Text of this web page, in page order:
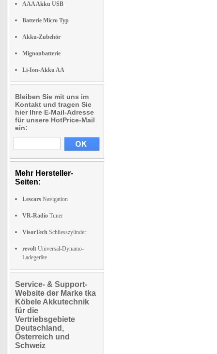
AAA Akku USB
Batterie Micro Typ
Akku-Zubehör
Mignonbatterie
Li-Ion-Akku AA
Bleiben Sie mit uns im
Kontakt und tragen Sie
hier Ihre E-Mail-Adresse
für unsere HotPrice-Mail
ein:
Mehr Hersteller-
Seiten:
Lescars Navigation
VR-Radio Tuner
VisorTech Schliesszylinder
revolt Universal-Dynamo-
Ladegeräte
Service- & Support-
Website der Marke tka
Köbele Akkutechnik
für die
Vertriebsgebiete
Deutschland,
Österreich und
Schweiz